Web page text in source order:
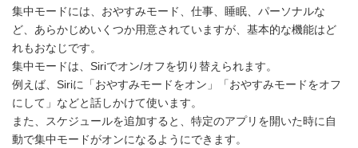
集中モードには、おやすみモード、仕事、睡眠、パーソナルな
ど、あらかじめいくつか用意されていますが、基本的な機能はど
れもおなじです。
集中モードは、Siriでオン/オフを切り替えられます。
例えば、Siriに「おやすみモードをオン」「おやすみモードをオフ
にして」などと話しかけて使います。
また、スケジュールを追加すると、特定のアプリを開いた時に自
動で集中モードがオンになるようにできます。